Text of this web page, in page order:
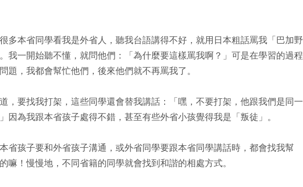
多本省同學看我是外省人，聽我台語講得不好，就用日本粗話罵我「巴加野
我一開始聽不懂，就問他們：「為什麼要這樣罵我啊？」可是在學習的過程
題，我都會幫忙他們，後來他們就不再罵我了。
，要找我打架，這些同學還會替我講話：「嘿，不要打架，他跟我們是同一
因為我跟本省孩子處得不錯，甚至有些外省小孩覺得我是「叛徒」。
省孩子要和外省孩子溝通，或外省同學要跟本省同學講話時，都會找我幫
嘛！慢慢地，不同省籍的同學就會找到和諧的相處方式。